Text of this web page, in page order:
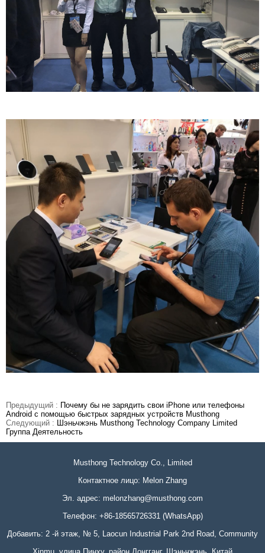
Предыдущий : Почему бы не зарядить свои iPhone или телефоны
Android с помощью быстрых зарядных устройств Musthong
Следующий : Шэньчжэнь Musthong Technology Company Limited
Группа Деятельность
Musthong Technology Co., Limited
Контактное лицо: Melon Zhang
Эл. адрес: melonzhang@musthong.com
Телефон: +86-18565726331 (WhatsApp)
Добавить: 2 -й этаж, № 5, Laocun Industrial Park 2nd Road, Community